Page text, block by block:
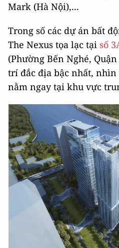
Mark (Hà Nội),...
Trong số các dự án bất
The Nexus tọa lạc tại số
(Phường Bến Nghé,
trí đắc địa bậc nhất, nhìn
nằm ngay tại khu vực